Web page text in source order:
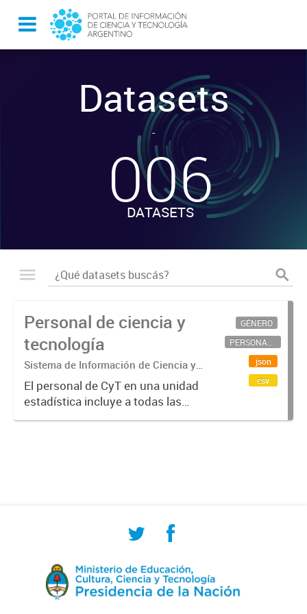
Datasets
-
006
DATASETS
Personal de ciencia y
tecnología
Sistema de Información de Ciencia y
Tecnología Argentino (SICYTAR)
El personal de CyT en una unidad
estadística incluye a todas las
personas involucradas
GÉNERO
PERSONAL CIENTÍFICO-TECNOLÓGICO
json
csv